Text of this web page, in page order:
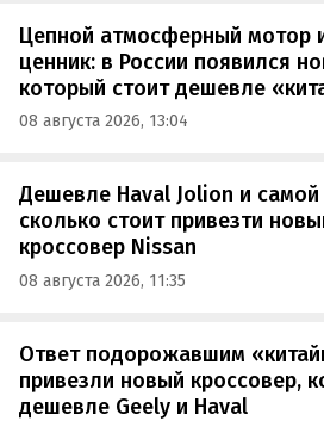
Цепной атмосферный мотор
ценник: в России появился
который стоит дешевле
08 августа 2026, 13:04
Дешевле Haval Jolion и
сколько стоит привезти
кроссовер Nissan
08 августа 2026, 11:35
Ответ подорожавшим
привезли новый кроссовер,
дешевле Geely и Haval